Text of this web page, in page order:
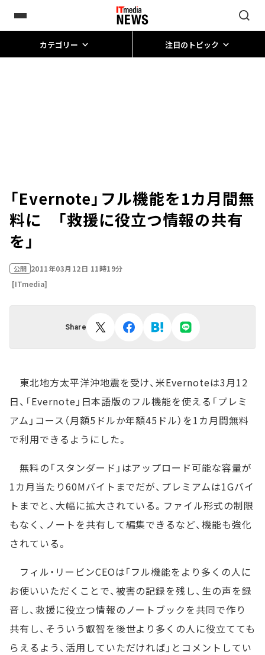
カテゴリー 注目のトピック
「Evernote」フル機能を1カ月間無
料に 「救援に役立つ情報の共有
を」
公開 2011年03月12日 11時19分
[ITmedia]
Share
東北地方太平洋沖地震を受け、米Evernoteは3月12
日、「Evernote」日本語版のフル機能を使える「プレミ
アム」コース（月額5ドルか年額45ドル）を1カ月間無料
で利用できるようにした。
無料の「スタンダード」はアップロード可能な容量が
1カ月当たり60Mバイトまでだが、プレミアムは1Gバイ
トまでと、大幅に拡大されている。ファイル形式の制限
もなく、ノートを共有して編集できるなど、機能も強化
されている。
フィル・リービンCEOは「フル機能をより多くの人に
お使いいただくことで、被害の記録を残し、生の声を録
音し、救援に役立つ情報のノートブックを共同で作り
共有し、そういう叡智を後世より多くの人に役立てても
らえるよう、活用していただければ」とコメントしてい